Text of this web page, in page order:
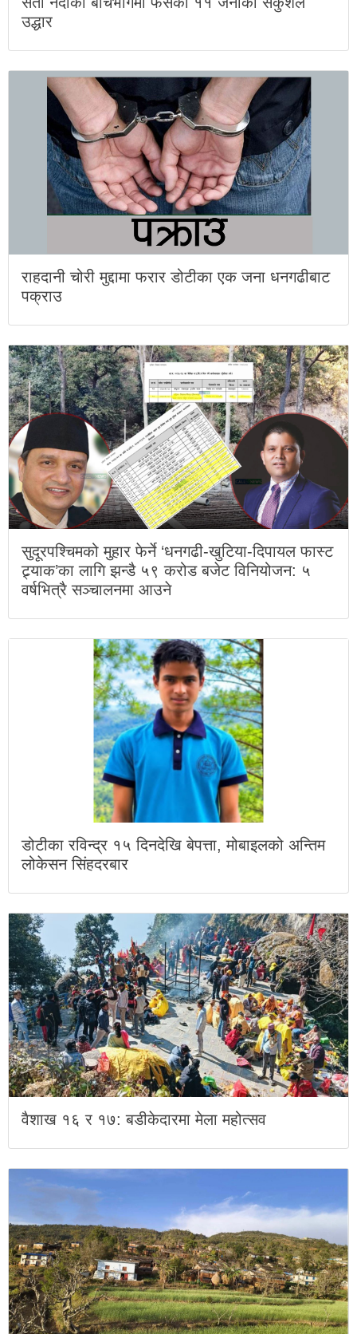
उद्धार
राहदानी चोरी मुद्दामा फरार डोटीका एक जना धनगढीबाट
पक्राउ
सुदूरपश्चिमको मुहार फेर्ने ‘धनगढी-खुटिया-दिपायल फास्ट
ट्र्याक’का लागि झन्डै ५९ करोड बजेट विनियोजन: ५
वर्षभित्रै सञ्चालनमा आउने
डोटीका रविन्द्र १५ दिनदेखि बेपत्ता, मोबाइलको अन्तिम
लोकेसन सिंहदरबार
वैशाख १६ र १७: बडीकेदारमा मेला महोत्सव